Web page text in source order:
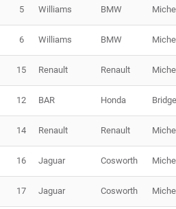
5 Williams BMW
6 Williams BMW
15 Renault Renault
12 BAR Honda
14 Renault Renault
16 Jaguar Cosworth
17 Jaguar Cosworth